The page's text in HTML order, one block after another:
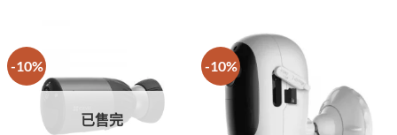
-10%
已售完
-10%